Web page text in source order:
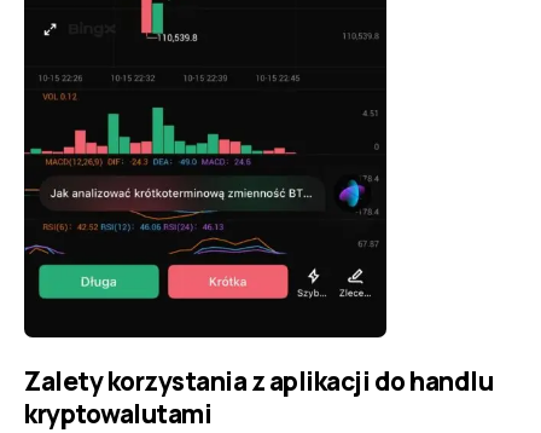
Zalety korzystania z aplikacji do handlu
kryptowalutami